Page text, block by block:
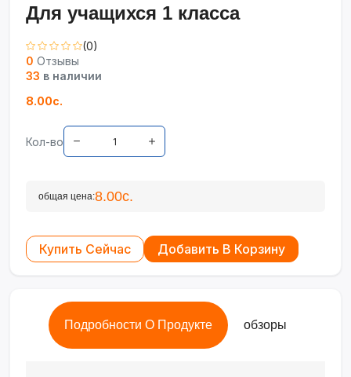
Для учащихся 1 класса
(0)
0 Отзывы
33 в наличии
8.00с.
Кол-во
общая цена:8.00с.
Купить Сейчас Добавить В Корзину
Подробности О Продукте обзоры